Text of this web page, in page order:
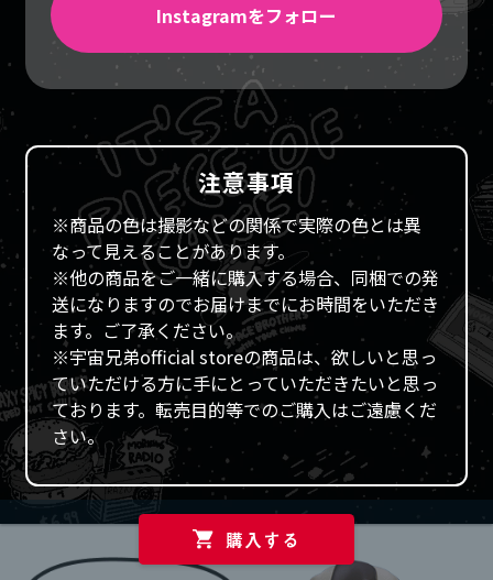
Instagramをフォロー
注意事項
※商品の色は撮影などの関係で実際の色とは異
なって見えることがあります。
※他の商品をご一緒に購入する場合、同梱での発
送になりますのでお届けまでにお時間をいただき
ます。ご了承ください。
※宇宙兄弟official storeの商品は、欲しいと思っ
ていただける方に手にとっていただきたいと思っ
ております。転売目的等でのご購入はご遠慮くだ
さい。
購入する